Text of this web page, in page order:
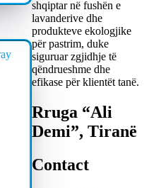
shqiptar në fushën e
lavanderive dhe
produkteve ekologjike
për pastrim, duke
siguruar zgjidhje të
qëndrueshme dhe
efikase për klientët tanë.
Rruga “Ali
Demi”, Tiranë
Contact